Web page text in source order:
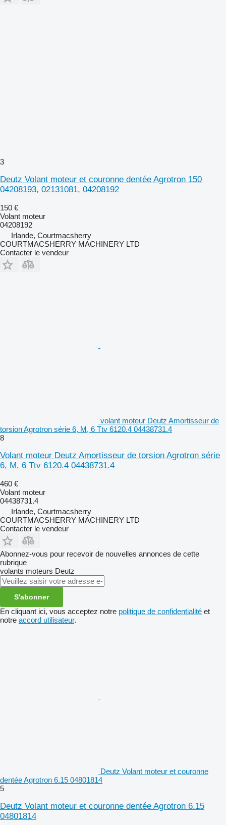
3
Deutz Volant moteur et couronne dentée Agrotron 150
04208193, 02131081, 04208192
150 €
Volant moteur
04208192
Irlande, Courtmacsherry
COURTMACSHERRY MACHINERY LTD
Contacter le vendeur
volant moteur Deutz Amortisseur de
torsion Agrotron série 6, M, 6 Ttv 6120.4 04438731.4
8
Volant moteur Deutz Amortisseur de torsion Agrotron série
6, M, 6 Ttv 6120.4 04438731.4
460 €
Volant moteur
04438731.4
Irlande, Courtmacsherry
COURTMACSHERRY MACHINERY LTD
Contacter le vendeur
Abonnez-vous pour recevoir de nouvelles annonces de cette
rubrique
volants moteurs Deutz
S'abonner
En cliquant ici, vous acceptez notre politique de confidentialité et
notre accord utilisateur.
Deutz Volant moteur et couronne
dentée Agrotron 6.15 04801814
5
Deutz Volant moteur et couronne dentée Agrotron 6.15
04801814